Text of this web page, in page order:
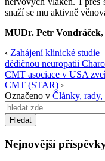
snaží se mu aktivně
MUDr. Petr Vondráček,
‹ Zahájení klinické studie
dědičnou neuropatii
CMT asociace v USA
CMT (STAR) ›
Označeno v Články, rady,
Search
for:
Nejnovější